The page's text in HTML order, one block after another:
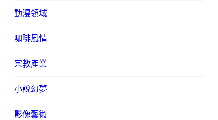
動漫領域
咖啡風情
宗教產業
小說幻夢
影像藝術